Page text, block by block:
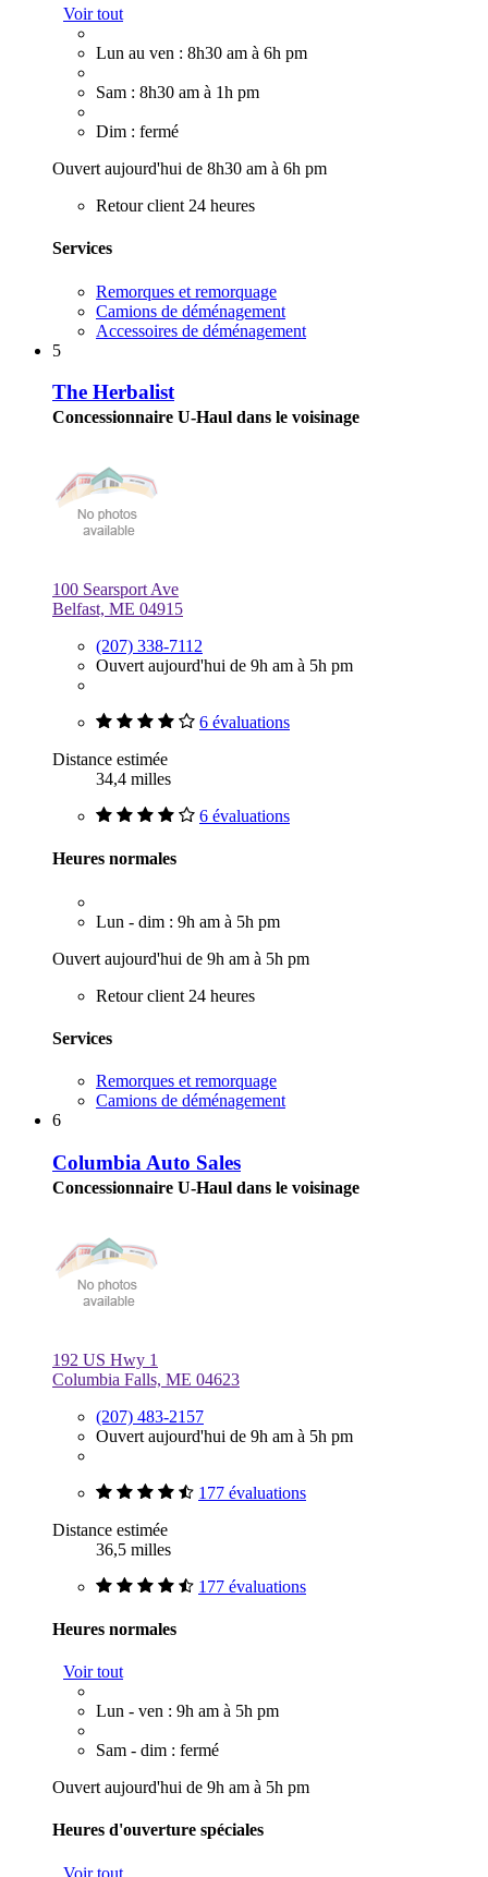
Voir tout
Lun au ven : 8h30 am à 6h pm
Sam : 8h30 am à 1h pm
Dim : fermé
Ouvert aujourd'hui de 8h30 am à 6h pm
Retour client 24 heures
Services
Remorques et remorquage
Camions de déménagement
Accessoires de déménagement
5
The Herbalist
Concessionnaire U-Haul dans le voisinage
100 Searsport Ave
Belfast, ME 04915
(207) 338-7112
Ouvert aujourd'hui de 9h am à 5h pm
6 évaluations
Distance estimée
34,4 milles
6 évaluations
Heures normales
Lun - dim : 9h am à 5h pm
Ouvert aujourd'hui de 9h am à 5h pm
Retour client 24 heures
Services
Remorques et remorquage
Camions de déménagement
6
Columbia Auto Sales
Concessionnaire U-Haul dans le voisinage
192 US Hwy 1
Columbia Falls, ME 04623
(207) 483-2157
Ouvert aujourd'hui de 9h am à 5h pm
177 évaluations
Distance estimée
36,5 milles
177 évaluations
Heures normales
Voir tout
Lun - ven : 9h am à 5h pm
Sam - dim : fermé
Ouvert aujourd'hui de 9h am à 5h pm
Heures d'ouverture spéciales
Voir tout